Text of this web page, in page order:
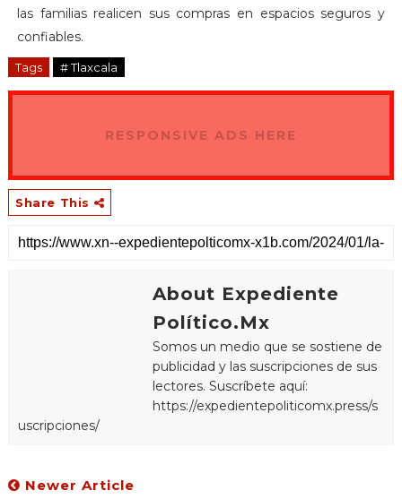
las familias realicen sus compras en espacios seguros y
confiables.
Tags # Tlaxcala
RESPONSIVE ADS HERE
Share This
About Expediente
Político.Mx
Somos un medio que se sostiene de
publicidad y las suscripciones de sus
lectores. Suscríbete aquí:
https://expedientepoliticomx.press/s
uscripciones/
Newer Article